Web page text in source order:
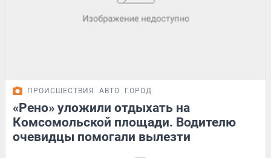
ПРОИСШЕСТВИЯ АВТО ГОРОД
«Рено» уложили отдыхать на
Комсомольской площади. Водителю
очевидцы помогали вылезти